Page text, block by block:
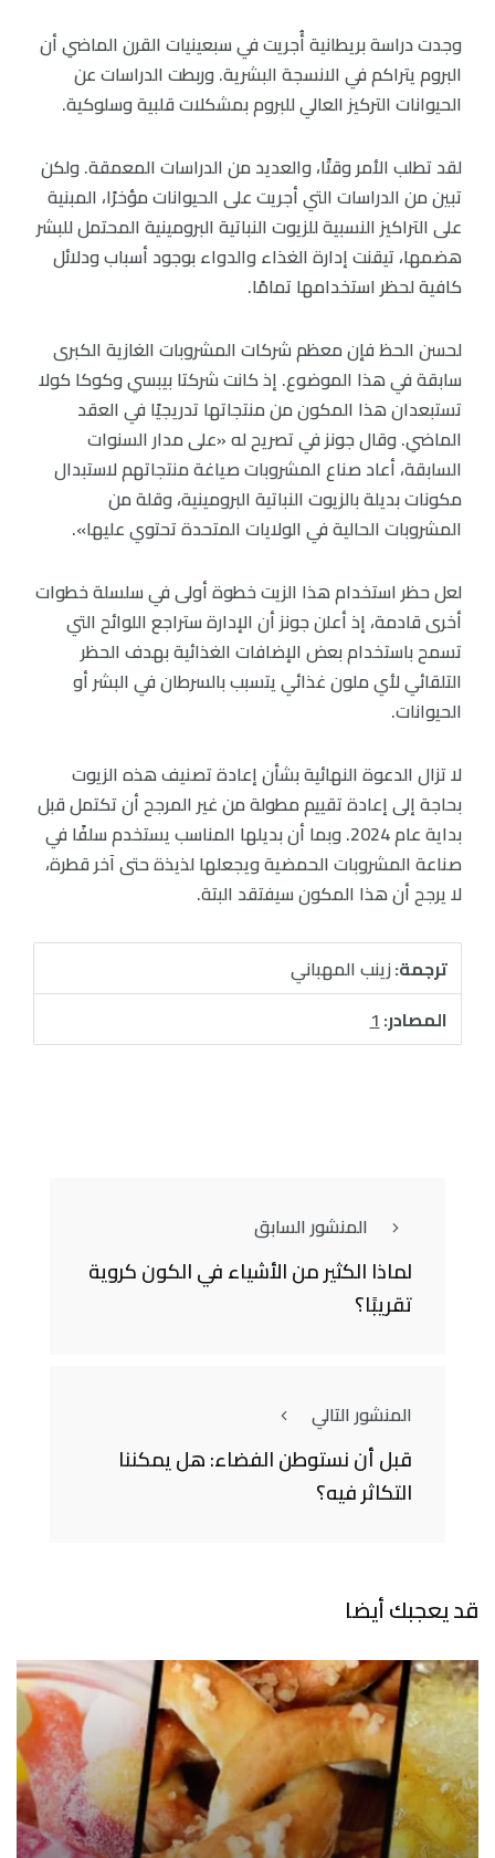
وجدت دراسة بريطانية أُجريت في سبعينيات القرن الماضي أن
البروم يتراكم في الانسجة البشرية. وربطت الدراسات عن
الحيوانات التركيز العالي للبروم بمشكلات قلبية وسلوكية.
لقد تطلب الأمر وقتًا، والعديد من الدراسات المعمقة. ولكن
تبين من الدراسات التي أجريت على الحيوانات مؤخرًا، المبنية
على التراكيز النسبية للزيوت النباتية البرومينية المحتمل للبشر
هضمها، تيقنت إدارة الغذاء والدواء بوجود أسباب ودلائل
كافية لحظر استخدامها تمامًا.
لحسن الحظ فإن معظم شركات المشروبات الغازية الكبرى
سابقة في هذا الموضوع. إذ كانت شركتا بيبسي وكوكا كولا
تستبعدان هذا المكون من منتجاتها تدريجيًا في العقد
الماضي. وقال جونز في تصريح له «على مدار السنوات
السابقة، أعاد صناع المشروبات صياغة منتجاتهم لاستبدال
مكونات بديلة بالزيوت النباتية البرومينية، وقلة من
المشروبات الحالية في الولايات المتحدة تحتوي عليها».
لعل حظر استخدام هذا الزيت خطوة أولى في سلسلة خطوات
أخرى قادمة، إذ أعلن جونز أن الإدارة ستراجع اللوائح التي
تسمح باستخدام بعض الإضافات الغذائية بهدف الحظر
التلقائي لأي ملون غذائي يتسبب بالسرطان في البشر أو
الحيوانات.
لا تزال الدعوة النهائية بشأن إعادة تصنيف هذه الزيوت
بحاجة إلى إعادة تقييم مطولة من غير المرجح أن تكتمل قبل
بداية عام 2024. وبما أن بديلها المناسب يستخدم سلفًا في
صناعة المشروبات الحمضية ويجعلها لذيذة حتى آخر قطرة،
لا يرجح أن هذا المكون سيفتقد البتة.
ترجمة:زينب المهباني
المصادر:1
المنشور السابق
لماذا الكثير من الأشياء في الكون كروية
تقريبًا؟
المنشور التالي
قبل أن نستوطن الفضاء: هل يمكننا
التكاثر فيه؟
قد يعجبك أيضا